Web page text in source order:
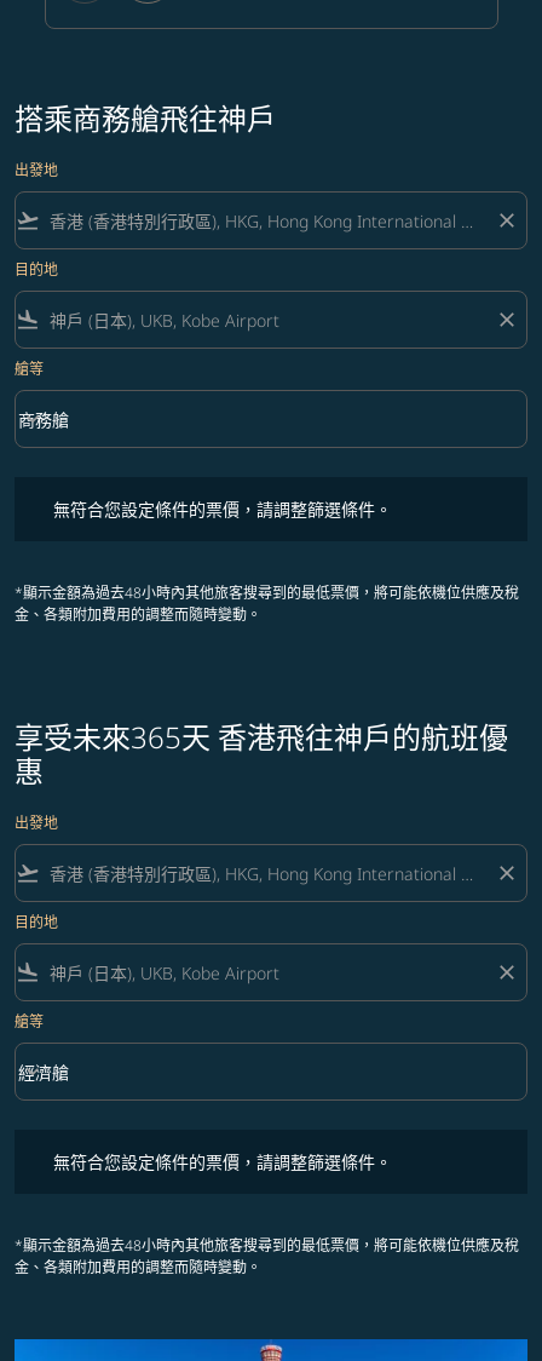
搭乘商務艙飛往神戶
出發地
flight_takeoff close
目的地
flight_land close
艙等
艙等 option 商務艙 Selected
商務艙
keyboard_arrow_down
無符合您設定條件的票價，請調整篩選條件。
*顯示金額為過去48小時內其他旅客搜尋到的最低票價，將可能依機位供應及稅
金、各類附加費用的調整而隨時變動。
享受未來365天 香港飛往神戶的航班優
惠
出發地
flight_takeoff close
目的地
flight_land close
艙等
艙等 option 經濟艙 Selected
經濟艙
keyboard_arrow_down
無符合您設定條件的票價，請調整篩選條件。
*顯示金額為過去48小時內其他旅客搜尋到的最低票價，將可能依機位供應及稅
金、各類附加費用的調整而隨時變動。